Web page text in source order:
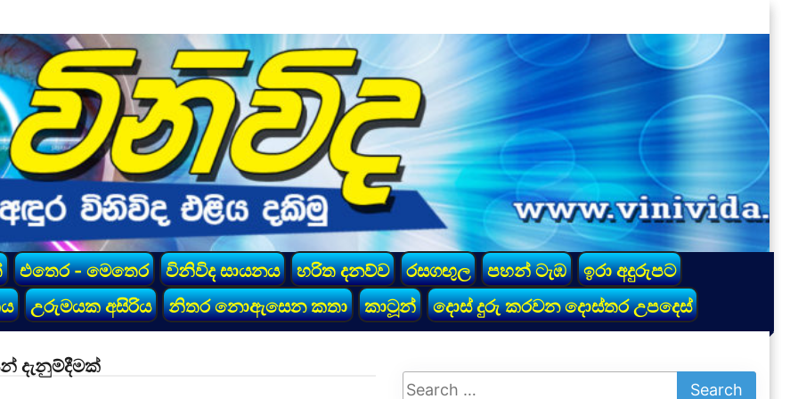
එතෙර - මෙතෙර විනිවිද සායනය හරිත දනව්ව රසගඟුල පහන් ටැඹ
ඉරා අදුරුපට
උරුමයක අසිරිය නිතර නොඇසෙන කතා කාටූන් දොස් දුරු කරවන දොස්තර උපදෙස්
දැනුම්දීමක්